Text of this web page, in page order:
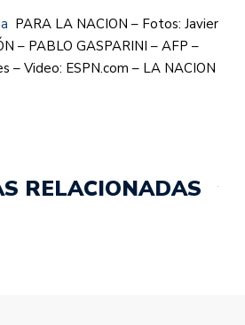
PARA LA NACION – Fotos: Javier
– PABLO GASPARINI – AFP –
– Video: ESPN.com – LA NACION
RELACIONADAS